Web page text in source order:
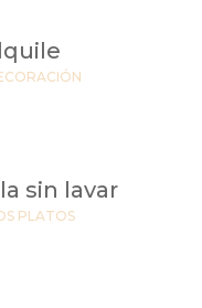
sin lavar
PLATOS